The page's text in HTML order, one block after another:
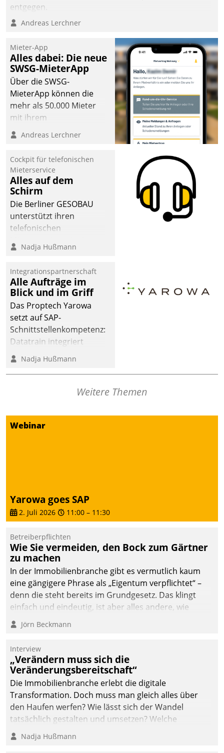
entgegen.
Andreas Lerchner
Mieter-App
Alles dabei: Die neue
SWSG-MieterApp
Über die SWSG-
MieterApp können die
mehr als 50.000 Mieter
mit ihrem
Wohnungsunternehmen
kommunizieren, auf dem
einsehen und ändern
oder
Schadensmeldungen
abgeben – rund um die
Uhr.
Andreas Lerchner
Cockpit für telefonischen
Mieterservice
Alles auf dem
Schirm
Die Berliner GESOBAU
unterstützt ihren
telefonischen
digitalen Cockpit, das
passende Fragen und
Schlagworte auswirft.
Eine intuitive
Dialogführung ermöglicht
dem externen
Serviceteam, Anrufe von
Mietenden zügiger und
effizienter zu bearbeiten.
Nadja Hußmann
Integrationspartnerschaft
Alle Aufträge im
Blick und im Griff
Das Proptech Yarowa
setzt auf SAP-
Schnittstellenkompetenz:
Datatrain integriert
Yarowas Portal zur
Vergabe und Verwaltung
von Aufträgen der
SAP-Systemlandschaft
deutscher
Nadja Hußmann
Weitere Themen
Webinar
Yarowa goes SAP
2. Juli 2026 11:00 – 11:30
Betreiberpflichten
Wie Sie vermeiden, den Bock zum Gärtner
zu machen
In der Immobilienbranche gibt es vermutlich kaum
eine gängigere Phrase als „Eigentum verpflichtet“ –
denn die steht bereits im Grundgesetz. Das klingt
einfach und eindeutig, ist aber alles andere, wie
Branchenbeschäftigte wissen. Denn mit der
Verantwortung folgen Verpflichtungen.
Jörn Beckmann
Interview
„Verändern muss sich die
Veränderungsbereitschaft“
Die Immobilienbranche erlebt die digitale
Transformation. Doch muss man gleich alles über
den Haufen werfen? Wie lässt sich der Wandel
tatsächlich gestalten und umsetzen? Welche
Argumente zählen wirklich?
Nadja Hußmann